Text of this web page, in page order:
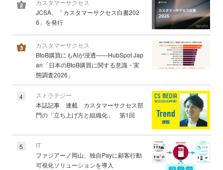
カスタマーサクセス
JCSA、「カスタマーサクセス白書202
6」を発行
カスタマーサクセス
BtoB購買にもAIが浸透――HubSpot Jap
an「日本のBtoB購買に関する意識・実
態調査2026」
4
ストラテジー
本誌記事 連載 カスタマーサクセス部
門の「立ち上げ方と組織化」 第1回
5
IT
ファジアーノ岡山、独自Payに顧客行動
可視化ソリューションを導入